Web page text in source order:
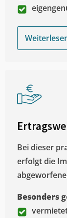
Bei dieser
erfolgt die
Besonders